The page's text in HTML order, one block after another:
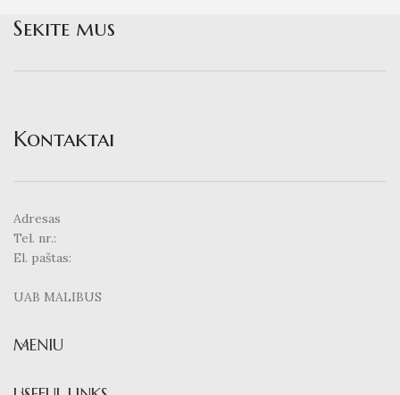
Sekite mus
Kontaktai
Adresas
Tel. nr.:
El. paštas:
UAB MALIBUS
MENIU